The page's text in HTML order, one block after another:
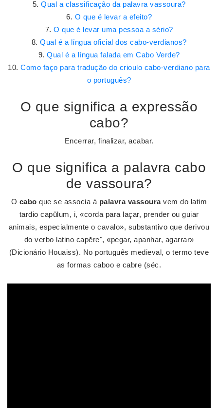
Qual a classificação da palavra vassoura?
O que é levar a efeito?
O que é levar uma pessoa a sério?
Qual é a língua oficial dos cabo-verdianos?
Qual é a língua falada em Cabo Verde?
Como faço para tradução do crioulo cabo-verdiano para
o português?
O que significa a expressão
cabo?
Encerrar, finalizar, acabar.
O que significa a palavra cabo
de vassoura?
O cabo que se associa à palavra vassouravem do latim
tardio capŭlum, i, «corda para laçar, prender ou guiar
animais, especialmente o cavalo», substantivo que derivou
do verbo latino capĕre", «pegar, apanhar, agarrar»
(Dicionário Houaiss). No português medieval, o termo teve
as formas caboo e cabre (séc.